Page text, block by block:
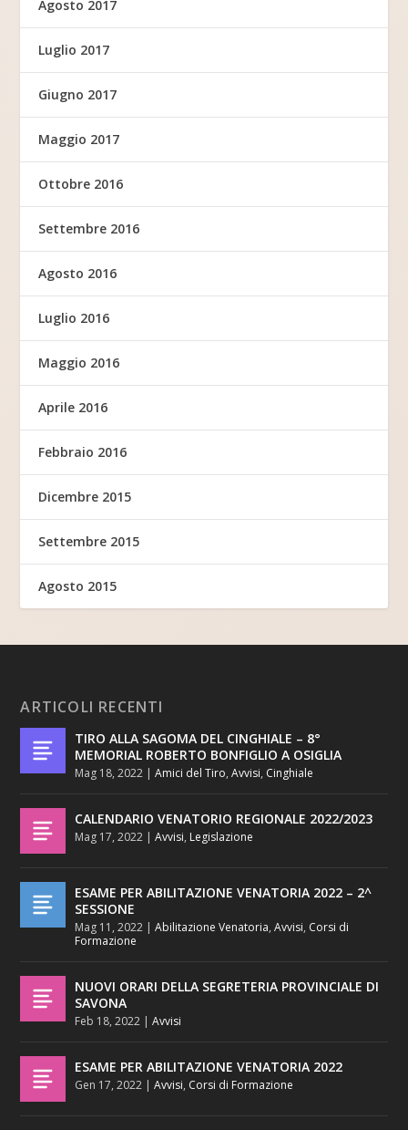
Agosto 2017
Luglio 2017
Giugno 2017
Maggio 2017
Ottobre 2016
Settembre 2016
Agosto 2016
Luglio 2016
Maggio 2016
Aprile 2016
Febbraio 2016
Dicembre 2015
Settembre 2015
Agosto 2015
ARTICOLI RECENTI
TIRO ALLA SAGOMA DEL CINGHIALE – 8°
MEMORIAL ROBERTO BONFIGLIO A OSIGLIA
Mag 18, 2022 |Amici del Tiro,Avvisi, Cinghiale
CALENDARIO VENATORIO REGIONALE 2022/2023
Mag 17, 2022 |Avvisi, Legislazione
ESAME PER ABILITAZIONE VENATORIA 2022 – 2^
SESSIONE
Mag 11, 2022 |Abilitazione Venatoria,Avvisi, Corsi di
Formazione
NUOVI ORARI DELLA SEGRETERIA PROVINCIALE DI
SAVONA
Feb 18, 2022 |Avvisi
ESAME PER ABILITAZIONE VENATORIA 2022
Gen 17, 2022 |Avvisi, Corsi di Formazione